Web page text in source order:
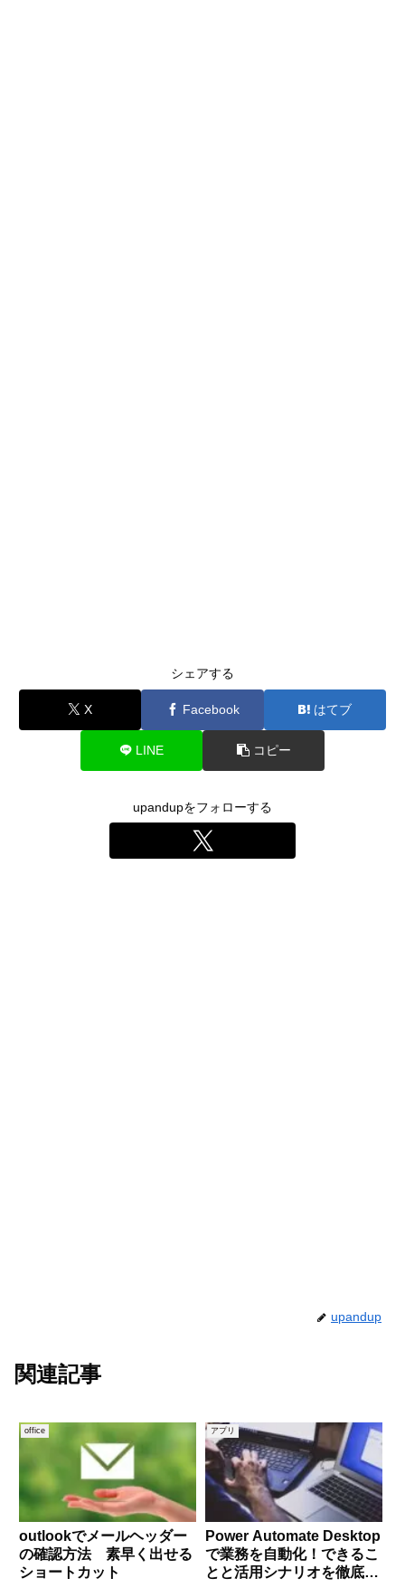
シェアする
X Facebook はてブ
LINE コピー
upandupをフォローする
upandup
関連記事
office
outlookでメールヘッダー
の確認方法 素早く出せる
ショートカット
アプリ
Power Automate Desktop
で業務を自動化！できるこ
とと活用シナリオを徹底解